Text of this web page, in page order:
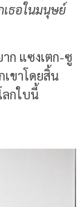
เธอในมนุษย์
ก แซงเตก-ซู
เขาโดยสิ้น
ลกใบนี้